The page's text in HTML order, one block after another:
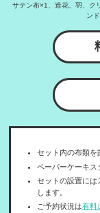
サテン布×1、造花、羽、ク
ン
セット内の布類を
ペーパーケーキス
セットの設置には
します。
ご予約状況は有料